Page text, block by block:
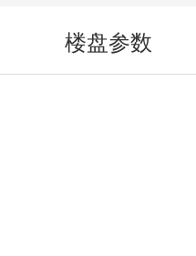
楼盘参数